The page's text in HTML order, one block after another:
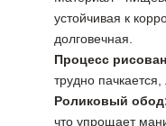
устойчивая к
долговечная.
Процесс
трудно пачкается,
Роликовый
что упрощает